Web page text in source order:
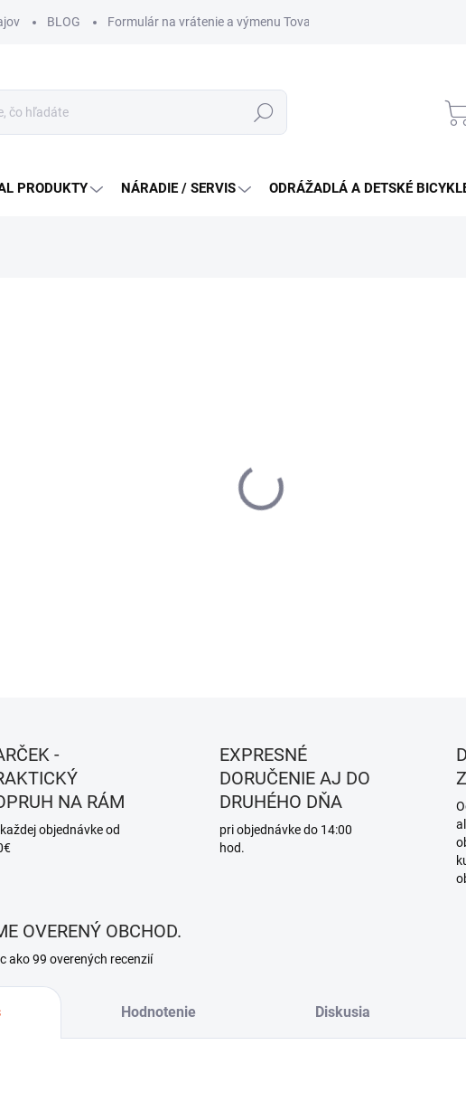
BLOG Formulár na vrátenie a výmenu Tovaru
Hľadať
PRODUKTY NÁRADIE / SERVIS ODRÁŽADLÁ A DETSKÉ
-
NA RÁM
objednávke od
EXPRESNÉ
DORUČENIE AJ DO
DRUHÉHO DŇA
pri objednávke do 14:00
hod.
OVERENÝ OBCHOD.
ako 99 overených recenzií
Hodnotenie Diskusia